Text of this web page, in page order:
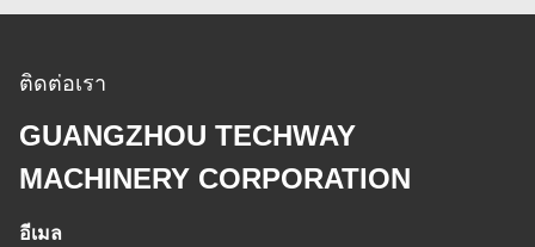
ติดต่อเรา
GUANGZHOU TECHWAY
MACHINERY CORPORATION
อีเมล